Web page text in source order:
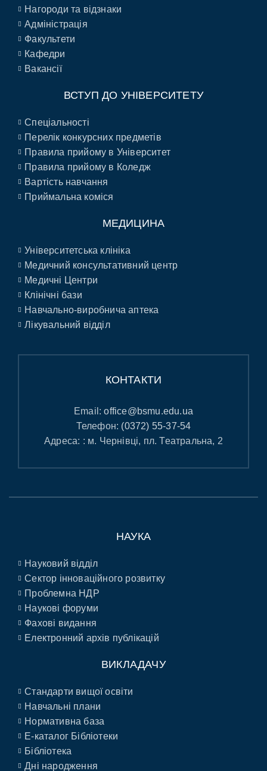
Нагороди та відзнаки
Адміністрація
Факультети
Кафедри
Вакансії
ВСТУП ДО УНІВЕРСИТЕТУ
Спеціальності
Перелік конкурсних предметів
Правила прийому в Університет
Правила прийому в Коледж
Вартість навчання
Приймальна коміся
МЕДИЦИНА
Університетська клініка
Медичний консультативний центр
Медичні Центри
Клінічні бази
Навчально-виробнича аптека
Лікувальний відділ
КОНТАКТИ
Email:office@bsmu.edu.ua
Телефон: (0372) 55-37-54
Адреса: : м. Чернівці, пл. Театральна, 2
НАУКА
Науковий відділ
Сектор інноваційного розвитку
Проблемна НДР
Наукові форуми
Фахові видання
Електронний архів публікацій
ВИКЛАДАЧУ
Стандарти вищої освіти
Навчальні плани
Нормативна база
E-каталог Бібліотеки
Бібліотека
Дні народження